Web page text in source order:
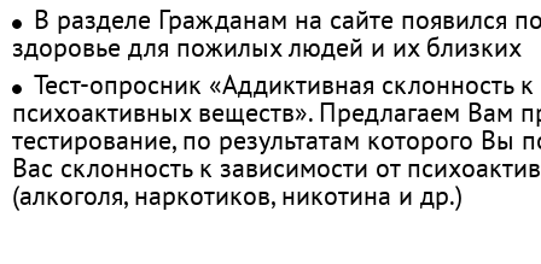
В разделе Гражданам на сайте появился
здоровье для пожилых людей и их близких
Тест-опросник «Аддиктивная склонность
психоактивных веществ». Предлагаем Вам
тестирование, по результатам которого Вы
Вас склонность к зависимости от
(алкоголя, наркотиков, никотина и др.)